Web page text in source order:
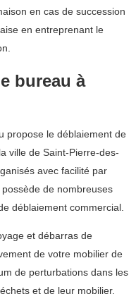
en cas de succession
en entreprenant le
bureau à
propose le déblaiement de
ville de Saint-Pierre-des-
avec facilité par
de nombreuses
déblaiement commercial.
et débarras de
de votre mobilier de
de perturbations dans les
et de leur mobilier,